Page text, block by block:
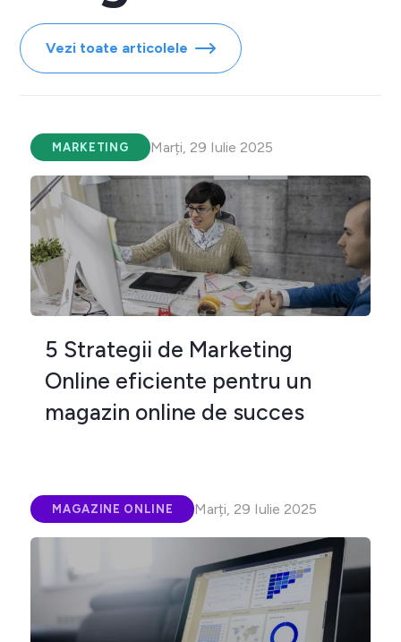
Vezi toate articolele
MARKETING Marți, 29 Iulie 2025
5 Strategii de Marketing
Online eficiente pentru un
magazin online de succes
MAGAZINE ONLINE Marți, 29 Iulie 2025